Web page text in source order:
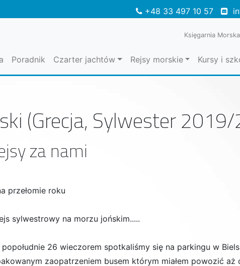
+48 33 497 10 57
Księgarnia Morska
Poradnik Czarter jachtów Rejsy morskie Kursy i
(Grecja, Sylwester
za nami
przełomie roku
sylwestrowy na morzu jońskim.....
26 wieczorem spotkaliśmy się na parkingu w
zaopatrzeniem busem którym miałem powozić aż